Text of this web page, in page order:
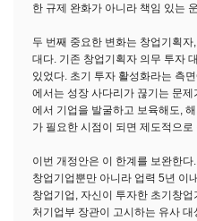
한 규제 완화가 아니라 책임 있는
두 번째 중요한 변화는 창업기획
대다. 기존 창업기획자 의무 투자
있었다. 초기 투자 활성화라는 측
에서는 성장 사다리가 끊기는 문
에서 기업을 발굴하고 보육해도,
가 필요한 시점이 되면 제도적으
이번 개정안은 이 한계를 보완한
창업기업뿐만 아니라 업력 5년 이
창업기업, 자신이 투자한 초기창
처기업부 장관이 고시하는 유사